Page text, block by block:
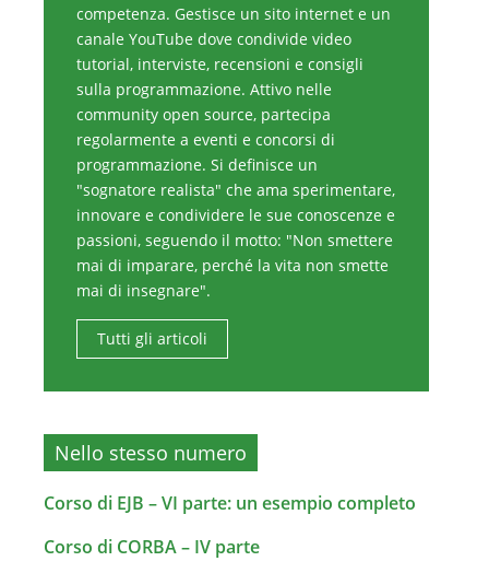
competenza. Gestisce un sito internet e un
canale YouTube dove condivide video
tutorial, interviste, recensioni e consigli
sulla programmazione. Attivo nelle
community open source, partecipa
regolarmente a eventi e concorsi di
programmazione. Si definisce un
"sognatore realista" che ama sperimentare,
innovare e condividere le sue conoscenze e
passioni, seguendo il motto: "Non smettere
mai di imparare, perché la vita non smette
mai di insegnare".
Tutti gli articoli
Nello stesso numero
Corso di EJB – VI parte: un esempio completo
Corso di CORBA – IV parte